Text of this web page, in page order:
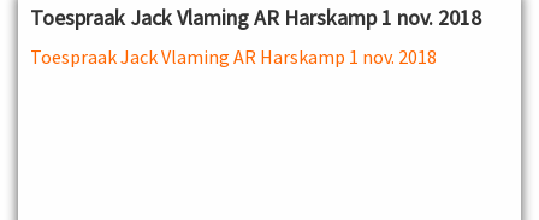
Toespraak Jack Vlaming AR Harskamp 1 nov. 2018
Toespraak Jack Vlaming AR Harskamp 1 nov. 2018